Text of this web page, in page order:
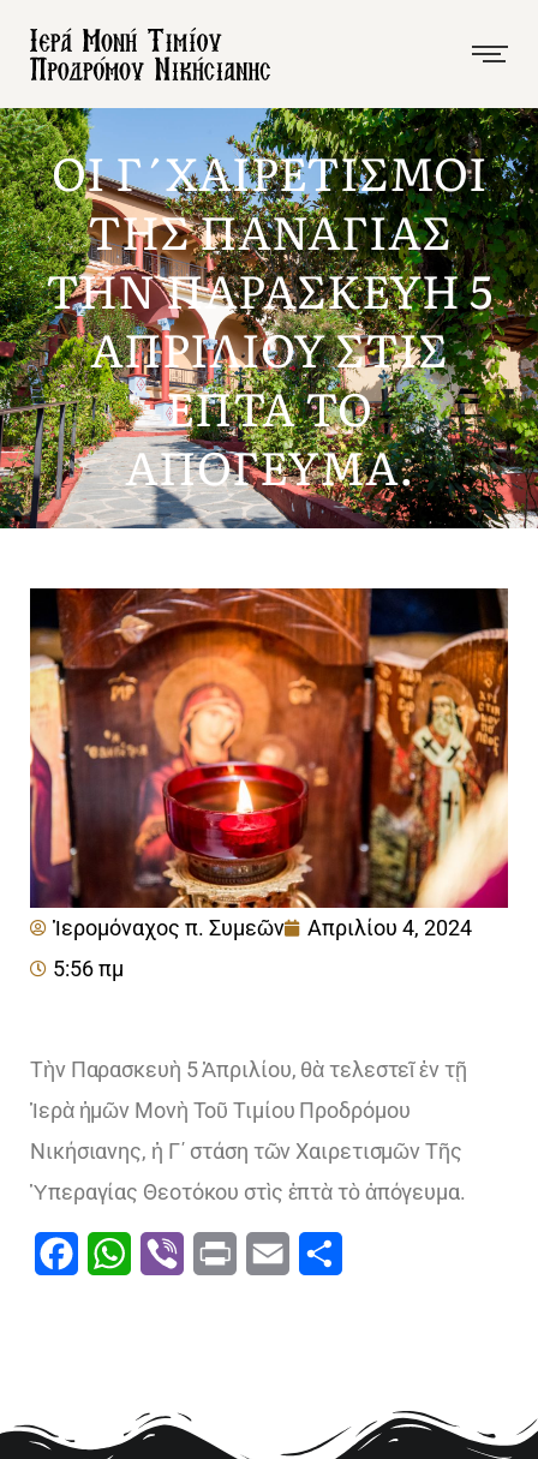
ΟΙ Γ΄ΧΑΙΡΕΤΙΣΜΟΙ
ΤΗΣ ΠΑΝΑΓΙΑΣ
ΤΗΝ ΠΑΡΑΣΚΕΥΗ 5
ΑΠΡΙΛΙΟΥ ΣΤΙΣ
ΕΠΤΑ ΤΟ
ΑΠΟΓΕΥΜΑ.
Ἱερομόναχος π. Συμεῶν
Απριλίου 4, 2024
5:56 πμ
Τὴν Παρασκευὴ 5 Ἀπριλίου, θὰ τελεστεῖ ἐν τῇ
Ἱερὰ ἡμῶν Μονὴ Τοῦ Τιμίου Προδρόμου
Νικήσιανης, ἡ Γ΄ στάση τῶν Χαιρετισμῶν Τῆς
Ὑπεραγίας Θεοτόκου στὶς ἑπτὰ τὸ ἀπόγευμα.
FacebookWhatsApp
Viber Print Email